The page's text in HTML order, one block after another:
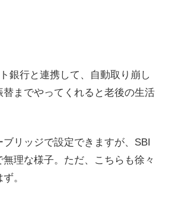
銀行と連携して、自動取り崩し
までやってくれると老後の生活
リッジで設定できますが、SBI
理な様子。ただ、こちらも徐々
。